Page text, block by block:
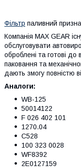
Фільтр паливний
Компанія MAX GEAR
обслуговувати
оброблені та готові до
паковання та
дають змогу повністю
Аналоги:
WB-125
50014122
F 026 402 101
1270.04
C528
100 323 0028
WF8392
2E0127159